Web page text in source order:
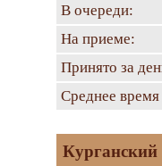
В очереди:
На приеме:
Принято за
Среднее
Курганский